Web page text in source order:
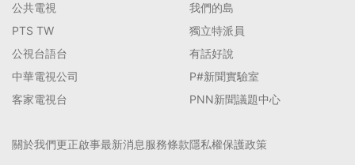
公共電視
PTS TW
公視台語台
中華電視公司
客家電視台
我們的島
獨立特派員
有話好說
P#新聞實驗室
PNN新聞議題中心
關於我們更正啟事最新消息服務條款隱私權保護政策